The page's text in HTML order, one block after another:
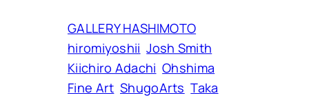
GALLERY HASHIMOTO
hiromiyoshii Josh Smith
Kiichiro Adachi Ohshima
Fine Art ShugoArts Taka